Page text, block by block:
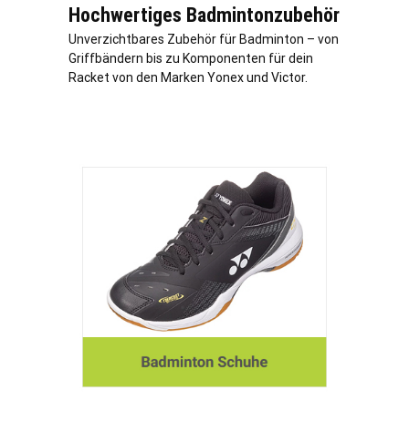
Hochwertiges Badmintonzubehör
Unverzichtbares Zubehör für Badminton – von
Griffbändern bis zu Komponenten für dein
Racket von den Marken Yonex und Victor.